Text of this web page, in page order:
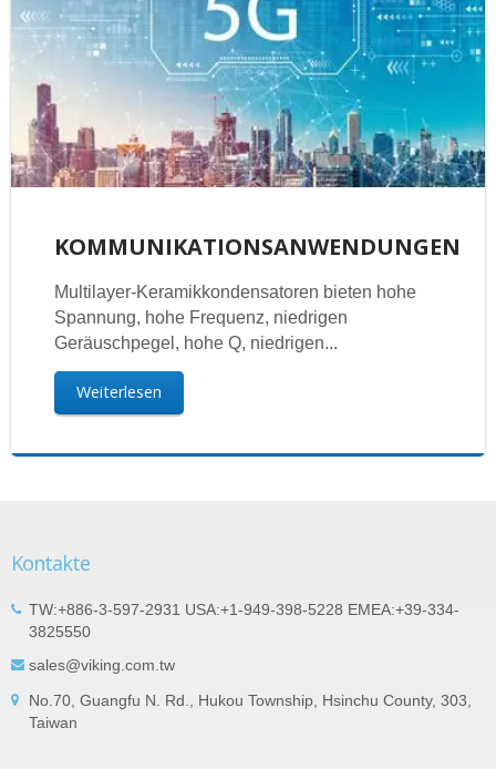
KOMMUNIKATIONSANWENDUNGEN
Multilayer-Keramikkondensatoren bieten hohe
Spannung, hohe Frequenz, niedrigen
Geräuschpegel, hohe Q, niedrigen...
Weiterlesen
Kontakte
TW:+886-3-597-2931 USA:+1-949-398-5228 EMEA:+39-334-
3825550
sales@viking.com.tw
No.70, Guangfu N. Rd., Hukou Township, Hsinchu County, 303,
Taiwan